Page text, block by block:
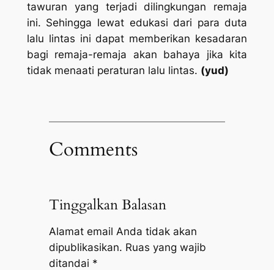
tawuran yang terjadi dilingkungan remaja
ini. Sehingga lewat edukasi dari para duta
lalu lintas ini dapat memberikan kesadaran
bagi remaja-remaja akan bahaya jika kita
tidak menaati peraturan lalu lintas. (yud)
Comments
Tinggalkan Balasan
Alamat email Anda tidak akan
dipublikasikan. Ruas yang wajib
ditandai *